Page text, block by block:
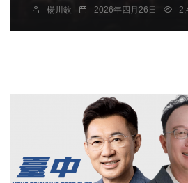
楊川欽 2026年四月26日